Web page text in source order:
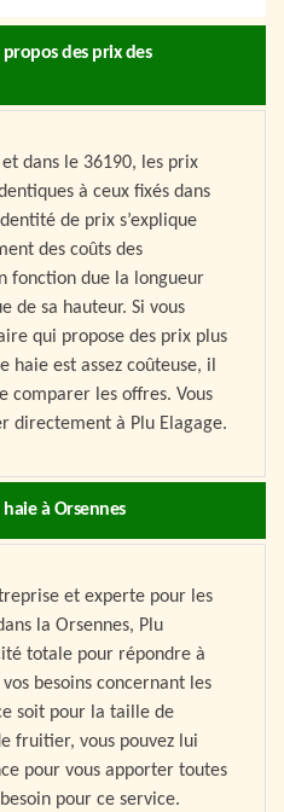
des prix des
dans le 36190, les prix
à ceux fixés dans
de prix s’explique
des coûts des
fonction due la longueur
de sa hauteur. Si vous
qui propose des prix plus
est assez coûteuse, il
comparer les offres. Vous
directement à Plu Elagage.
à Orsennes
et experte pour les
la Orsennes, Plu
totale pour répondre à
besoins concernant les
soit pour la taille de
fruitier, vous pouvez lui
pour vous apporter toutes
pour ce service.